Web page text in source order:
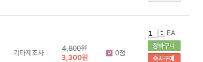
기타제조사
4,800원
3,300원
0점
EA